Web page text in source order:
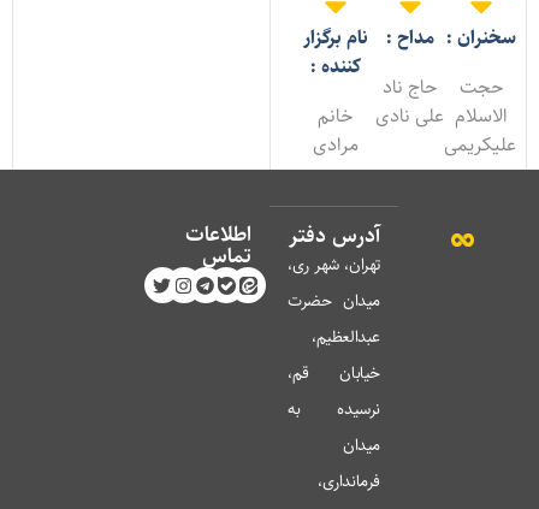
:
حجت
الاسلام
مداح :
حاج ناد
علی نادی
نام برگزار
کننده :
خانم
مرادی
آدرس دفتر
تهران، شهر ری،
میدان حضرت
عبدالعظیم،
خیابان قم،
نرسیده به
میدان
فرمانداری،
اطلاعات
تماس